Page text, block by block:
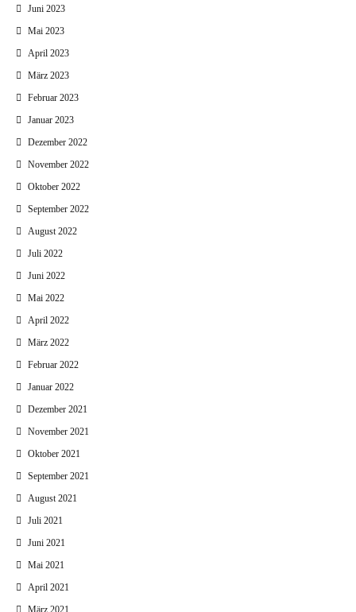
Juni 2023
Mai 2023
April 2023
März 2023
Februar 2023
Januar 2023
Dezember 2022
November 2022
Oktober 2022
September 2022
August 2022
Juli 2022
Juni 2022
Mai 2022
April 2022
März 2022
Februar 2022
Januar 2022
Dezember 2021
November 2021
Oktober 2021
September 2021
August 2021
Juli 2021
Juni 2021
Mai 2021
April 2021